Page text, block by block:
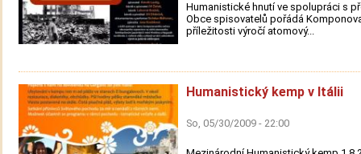
Humanistické hnutí ve spolupráci s
Obce spisovatelů pořádá
příležitosti výročí atomový...
Humanistický kemp v Itálii
So, 05/30/2009 - 22:00